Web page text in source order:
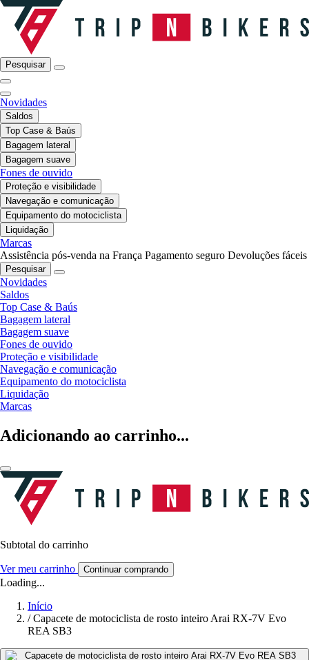
Pesquisar
Novidades
Saldos
Top Case & Baús
Bagagem lateral
Bagagem suave
Fones de ouvido
Proteção e visibilidade
Navegação e comunicação
Equipamento do motociclista
Liquidação
Marcas
Assistência pós-venda na França Pagamento seguro Devoluções fáceis
Pesquisar
Novidades
Saldos
Top Case & Baús
Bagagem lateral
Bagagem suave
Fones de ouvido
Proteção e visibilidade
Navegação e comunicação
Equipamento do motociclista
Liquidação
Marcas
Adicionando ao carrinho...
Subtotal do carrinho
Ver meu carrinho Continuar comprando
Loading...
Início
/ Capacete de motociclista de rosto inteiro Arai RX-7V Evo
REA SB3